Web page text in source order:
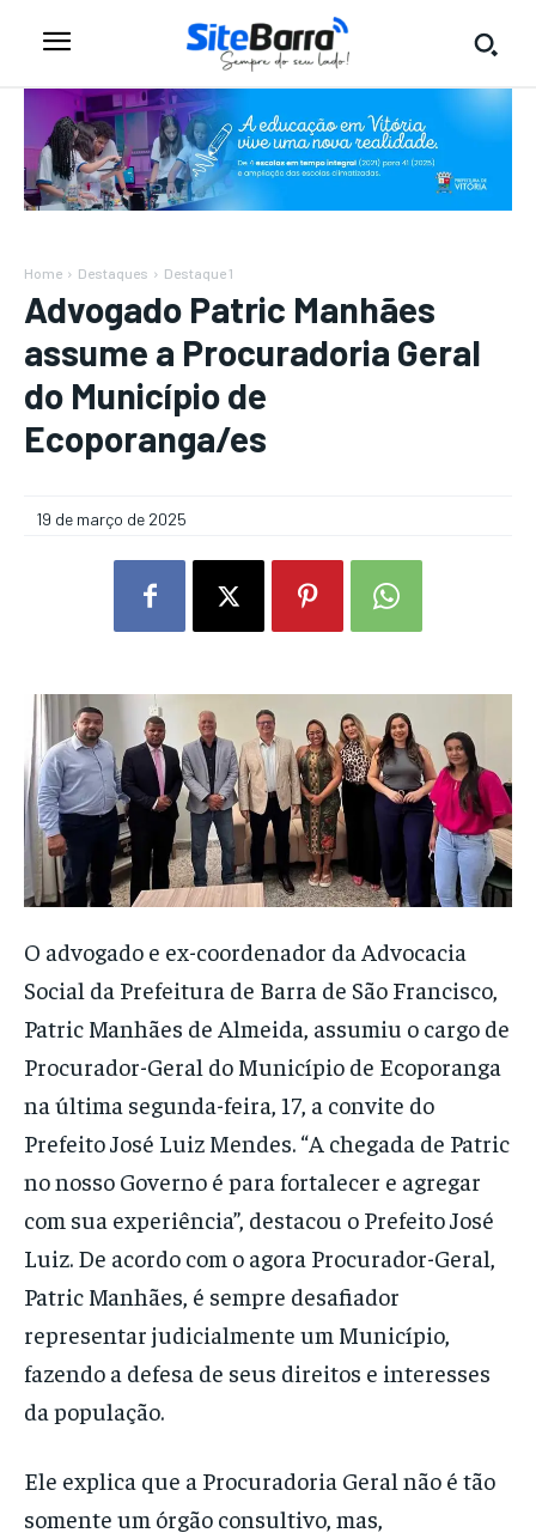
Home Destaques Destaque 1
Advogado Patric Manhães
assume a Procuradoria Geral
do Município de
Ecoporanga/es
19 de março de 2025
O advogado e ex-coordenador da Advocacia
Social da Prefeitura de Barra de São Francisco,
Patric Manhães de Almeida, assumiu o cargo de
Procurador-Geral do Município de Ecoporanga
na última segunda-feira, 17, a convite do
Prefeito José Luiz Mendes. “A chegada de Patric
no nosso Governo é para fortalecer e agregar
com sua experiência”, destacou o Prefeito José
Luiz. De acordo com o agora Procurador-Geral,
Patric Manhães, é sempre desafiador
representar judicialmente um Município,
fazendo a defesa de seus direitos e interesses
da população.
Ele explica que a Procuradoria Geral não é tão
somente um órgão consultivo, mas,